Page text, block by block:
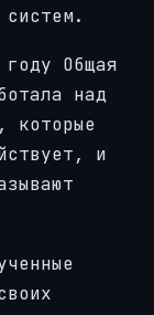
систем.
Общая
над
которые
и